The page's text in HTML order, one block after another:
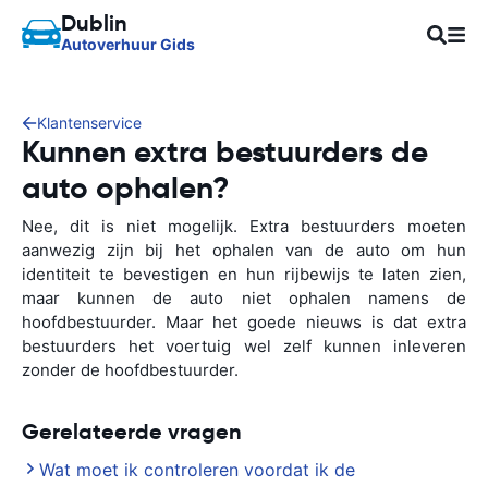
Dublin
Autoverhuur Gids
Klantenservice
Kunnen extra bestuurders de
auto ophalen?
Nee, dit is niet mogelijk. Extra bestuurders moeten
aanwezig zijn bij het ophalen van de auto om hun
identiteit te bevestigen en hun rijbewijs te laten zien,
maar kunnen de auto niet ophalen namens de
hoofdbestuurder. Maar het goede nieuws is dat extra
bestuurders het voertuig wel zelf kunnen inleveren
zonder de hoofdbestuurder.
Gerelateerde vragen
Wat moet ik controleren voordat ik de